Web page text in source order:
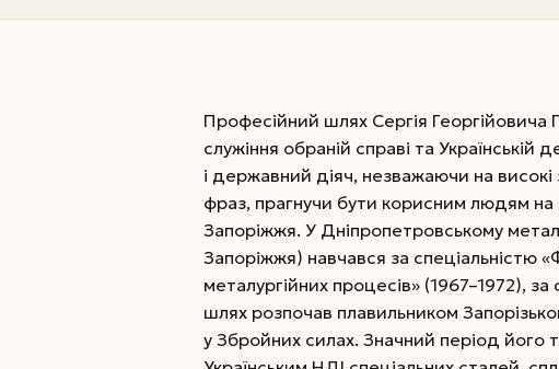
Професійний шлях Сергія
служіння обраній справі та
і державний діяч, незважаючи на
фраз, прагнучи бути корисним людям
Запоріжжя. У Дніпропетровському
Запоріжжя) навчався за спеціальністю
металургійних процесів» (1967–1972),
шлях розпочав плавильником
у Збройних силах. Значний період його